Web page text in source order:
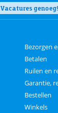
Vacatures genoeg!
Bezorgen
Betalen
Ruilen en
Garantie,
Bestellen
Winkels